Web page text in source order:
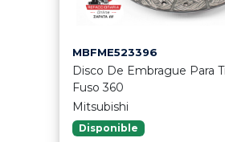
MBFME523396
Disco De Embrague Para
Fuso 360
Mitsubishi
Disponible